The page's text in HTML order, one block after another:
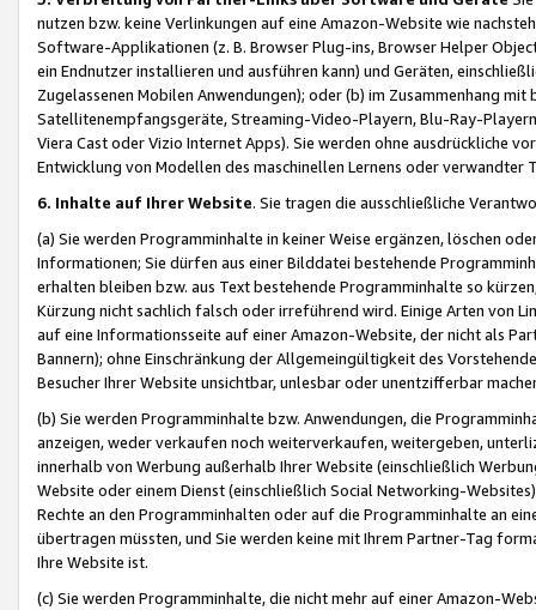
nutzen bzw. keine Verlinkungen auf eine Amazon-Website wie
Software-Applikationen (z. B. Browser Plug-ins, Browser Helper
ein Endnutzer installieren und ausführen kann) und Geräten,
Zugelassenen Mobilen Anwendungen); oder (b) im Zusammenhang
Satellitenempfangsgeräte, Streaming-Video-Playern, Blu-Ray-
Viera Cast oder Vizio Internet Apps). Sie werden ohne ausdrückliche
Entwicklung von Modellen des maschinellen Lernens oder
6. Inhalte auf Ihrer Website. Sie tragen die ausschließliche
(a) Sie werden Programminhalte in keiner Weise ergänzen, löschen
Informationen; Sie dürfen aus einer Bilddatei bestehende
erhalten bleiben bzw. aus Text bestehende Programminhalte so
Kürzung nicht sachlich falsch oder irreführend wird. Einige Arten von
auf eine Informationsseite auf einer Amazon-Website, der nicht als
Bannern); ohne Einschränkung der Allgemeingültigkeit des
Besucher Ihrer Website unsichtbar, unlesbar oder unentzifferbar
(b) Sie werden Programminhalte bzw. Anwendungen, die
anzeigen, weder verkaufen noch weiterverkaufen, weitergeben,
innerhalb von Werbung außerhalb Ihrer Website (einschließlich
Website oder einem Dienst (einschließlich Social Networking-
Rechte an den Programminhalten oder auf die Programminhalte an
übertragen müssten, und Sie werden keine mit Ihrem Partner-Tag
Ihre Website ist.
(c) Sie werden Programminhalte, die nicht mehr auf einer Amazon-